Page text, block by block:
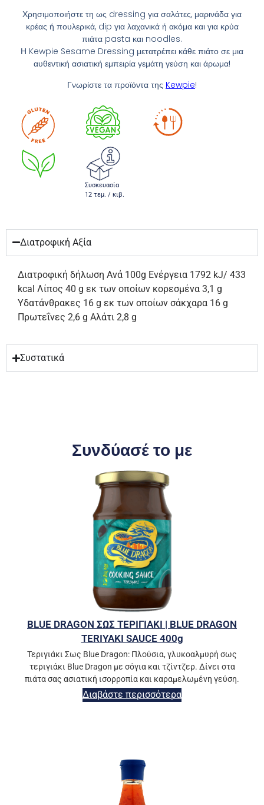
Χρησιμοποιήστε τη ως dressing για σαλάτες, μαρινάδα για
κρέας ή πουλερικά, dip για λαχανικά ή ακόμα και για κρύα
πιάτα pasta και noodles.
Η Kewpie Sesame Dressing μετατρέπει κάθε πιάτο σε μια
αυθεντική ασιατική εμπειρία γεμάτη γεύση και άρωμα!
Γνωρίστε τα προϊόντα της Kewpie!
Συσκευασία
12 τεμ. / κιβ.
Διατροφική Αξία
Διατροφική δήλωση Ανά 100g Ενέργεια 1792 kJ/ 433
kcal Λίπος 40 g εκ των οποίων κορεσμένα 3,1 g
Υδατάνθρακες 16 g εκ των οποίων σάκχαρα 16 g
Πρωτεΐνες 2,6 g Αλάτι 2,8 g
Συστατικά
Συνδύασέ το με
BLUE DRAGON ΣΩΣ ΤΕΡΙΓΙΑΚΙ | BLUE DRAGON
TERIYAKI SAUCE 400g
Τεριγιάκι Σως Blue Dragon: Πλούσια, γλυκοαλμυρή σως
τεριγιάκι Blue Dragon με σόγια και τζίντζερ. Δίνει στα
πιάτα σας ασιατική ισορροπία και καραμελωμένη γεύση.
Διαβάστε περισσότερα